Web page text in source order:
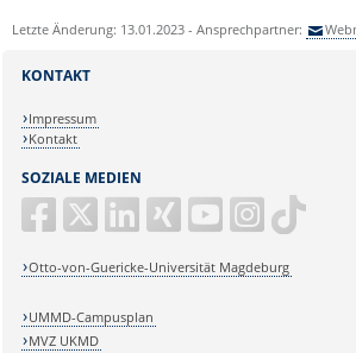
Letzte Änderung: 13.01.2023 - Ansprechpartner:
SOZIALE MEDIEN
Otto-von-Guericke-Universität Magdeburg
KONTAKT
Impressum
Kontakt
UMMD-Campusplan
MVZ UKMD